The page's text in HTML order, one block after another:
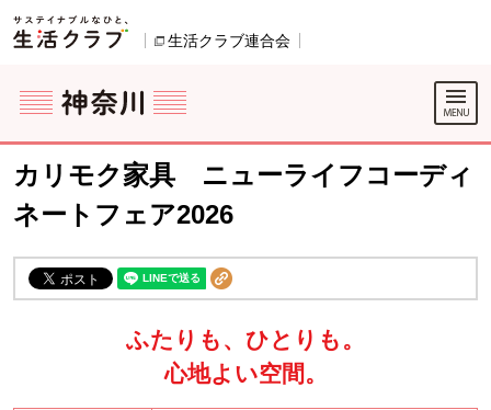
ページの先頭です。
生活クラブ連合会
ここからサイト内共通メニューです。
サイト内共通メニューをスキップする
サイト内共通メニューここまで。
カリモク家具 ニューライフコーディ
ネートフェア2026
ふたりも、ひとりも。
心地よい空間。